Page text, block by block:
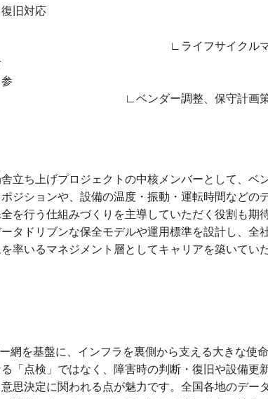
旧対応
イクルマネジ
整、保守計画策定
立ち上げプロジェクトの中核メンバーとして、ベ
ジションや、設備の温度・振動・運転時間などの
を行う仕組みづくりを主導していただく役割も期
タドリブンな保全モデルや運用標準を設計し、全
率いるマネジメント層としてキャリアを築いてい
網を基盤に、インフラを裏側から支える大きな使
「点検」ではなく、障害時の判断・復旧や設備更
思決定に関われる点が魅力です。全国各地のデー